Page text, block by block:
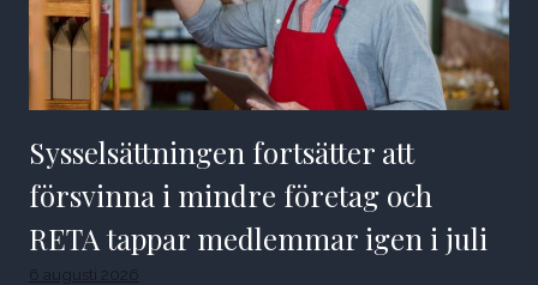
Sysselsättningen fortsätter att
försvinna i mindre företag och
RETA tappar medlemmar igen i juli
6 augusti 2026